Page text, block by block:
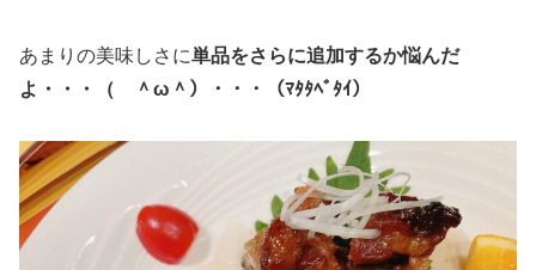
あまりの美味しさに単品をさらに追加するか悩んだ
よ・・・（ ＾ω＾）・・・（ﾏﾀﾀﾍﾞﾀｲ）